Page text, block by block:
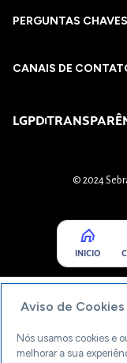
PERGUNTAS CHAVES​
CANAIS DE
LGPD
© 2024
INICIO
Aviso de Cookies
Nós usamos cookies e
melhorar a sua